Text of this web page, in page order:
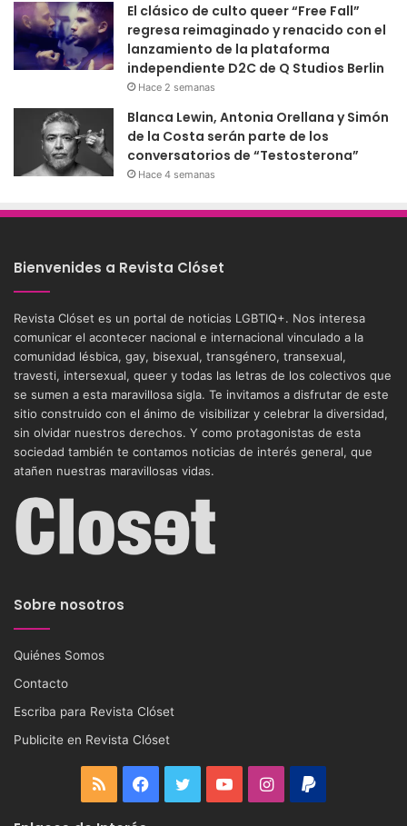
El clásico de culto queer “Free Fall”
regresa reimaginado y renacido con el
lanzamiento de la plataforma
independiente D2C de Q Studios Berlin
Hace 2 semanas
Blanca Lewin, Antonia Orellana y Simón
de la Costa serán parte de los
conversatorios de “Testosterona”
Hace 4 semanas
Bienvenides a Revista Clóset
Revista Clóset es un portal de noticias LGBTIQ+. Nos interesa
comunicar el acontecer nacional e internacional vinculado a la
comunidad lésbica, gay, bisexual, transgénero, transexual,
travesti, intersexual, queer y todas las letras de los colectivos que
se sumen a esta maravillosa sigla. Te invitamos a disfrutar de este
sitio construido con el ánimo de visibilizar y celebrar la diversidad,
sin olvidar nuestros derechos. Y como protagonistas de esta
sociedad también te contamos noticias de interés general, que
atañen nuestras maravillosas vidas.
Sobre nosotros
Quiénes Somos
Contacto
Escriba para Revista Clóset
Publicite en Revista Clóset
RSS Facebook
TwitterYouTubeInstagram
PayPal